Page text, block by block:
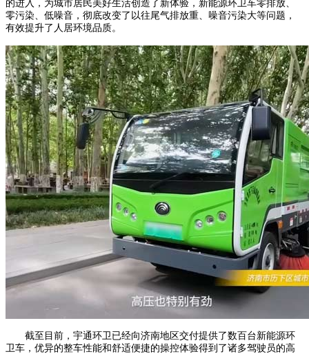
的进入，为城市居民美好生活创造了新体验，新能源环卫车零排放、
零污染、低噪音，彻底改变了以往尾气排放重、噪音污染大等问题，
有效提升了人居环境品质。
截至目前，宇通环卫已经向济南地区交付提供了数百台新能源环
卫车，优异的整车性能和舒适便捷的操控体验得到了诸多驾驶员的高